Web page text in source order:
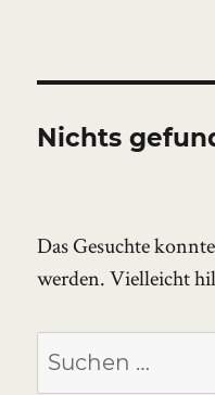
Nichts
Das Gesuchte
werden. Vielleicht
Suchen
nach: